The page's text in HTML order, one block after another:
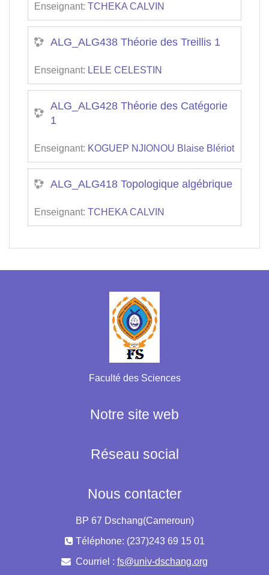
Enseignant: TCHEKA CALVIN
ALG_ALG438 Théorie des Treillis 1
Enseignant: LELE CELESTIN
ALG_ALG428 Théorie des Catégorie
1
Enseignant: KOGUEP NJIONOU Blaise Blériot
ALG_ALG418 Topologique algébrique
Enseignant: TCHEKA CALVIN
Faculté des Sciences
Notre site web
Réseau social
Nous contacter
BP 67 Dschang(Cameroun)
Téléphone: (237)243 69 15 01
Courriel : fs@univ-dschang.org